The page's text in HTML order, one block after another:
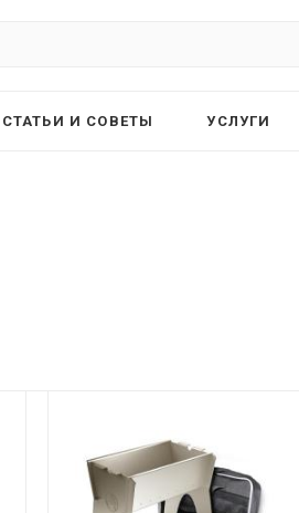
СТАТЬИ И СОВЕТЫ УСЛУГИ